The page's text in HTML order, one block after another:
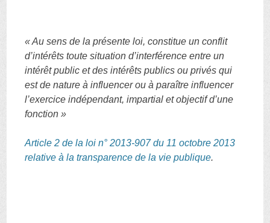
« Au sens de la présente loi, constitue un conflit
d’intérêts toute situation d’interférence entre un
intérêt public et des intérêts publics ou privés qui
est de nature à influencer ou à paraître influencer
l’exercice indépendant, impartial et objectif d’une
fonction »
Article 2 de la loi n° 2013-907 du 11 octobre 2013
relative à la transparence de la vie publique.